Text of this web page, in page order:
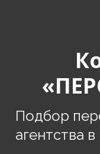
Подбор
агентства